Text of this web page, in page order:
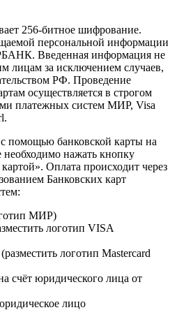
256-битное шифрование.
персональной информации
Введенная информация не
лицам за исключением случаев,
РФ. Проведение
осуществляется в строгом
платежных систем МИР, Visa
помощью банковской карты на
необходимо нажать кнопку
Оплата происходит через
Банковских карт
МИР)
логотип VISA
логотип Mastercard
счёт юридического лица от
лицо